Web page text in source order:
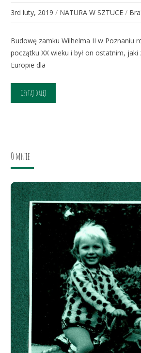
3rd luty, 2019 / NATURA W SZTUCE /
Budowę zamku Wilhelma II w Poznaniu
początku XX wieku i był on ostatnim,
Europie dla
Czytaj dalej
O mnie